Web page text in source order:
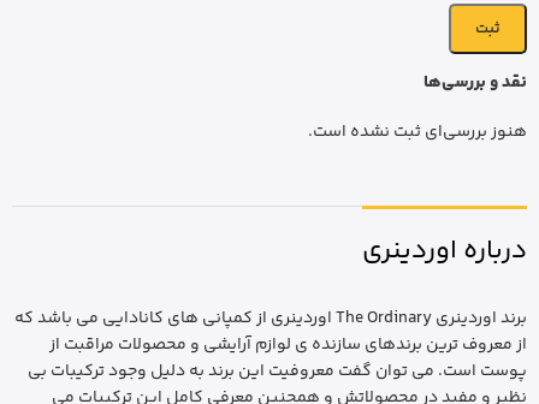
نقد و بررسی‌ها
هنوز بررسی‌ای ثبت نشده است.
درباره اوردینری
برند اوردینری The Ordinary اوردینری از کمپانی های کانادایی می باشد که
از معروف ترین برندهای سازنده ی لوازم آرایشی و محصولات مراقبت از
پوست است. می توان گفت معروفیت این برند به دلیل وجود ترکیبات بی
نظیر و مفید در محصولاتش و همچنین معرفی کامل این ترکیبات می